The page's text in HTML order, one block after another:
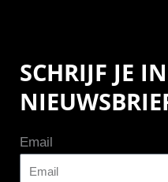
SCHRIJF JE
Email